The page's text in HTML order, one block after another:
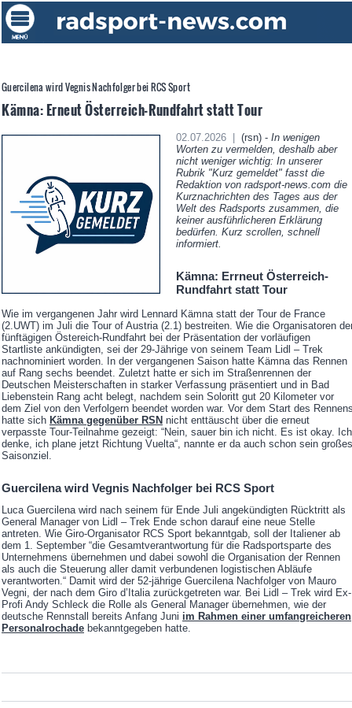
Guercilena wird Vegnis Nachfolger bei RCS Sport
Kämna: Erneut Österreich-Rundfahrt statt Tour
02.07.2026 | (rsn) - In wenigen
Worten zu vermelden, deshalb aber
nicht weniger wichtig: In unserer
Rubrik "Kurz gemeldet" fasst die
Redaktion von radsport-news.com die
Kurznachrichten des Tages aus der
Welt des Radsports zusammen, die
keiner ausführlicheren Erklärung
bedürfen. Kurz scrollen, schnell
informiert.
Kämna: Errneut Österreich-
Rundfahrt statt Tour
Wie im vergangenen Jahr wird Lennard Kämna statt der Tour de France
(2.UWT) im Juli die Tour of Austria (2.1) bestreiten. Wie die Organisatoren
fünftägigen Östereich-Rundfahrt bei der Präsentation der vorläufigen
Startliste ankündigten, sei der 29-Jährige von seinem Team Lidl – Trek
nachnominiert worden. In der vergangenen Saison hatte Kämna das Rennen
auf Rang sechs beendet. Zuletzt hatte er sich im Straßenrennen der
Deutschen Meisterschaften in starker Verfassung präsentiert und in Bad
Liebenstein Rang acht belegt, nachdem sein Soloritt gut 20 Kilometer vor
dem Ziel von den Verfolgern beendet worden war. Vor dem Start des
hatte sich Kämna gegenüber RSN nicht enttäuscht über die erneut
verpasste Tour-Teilnahme gezeigt: “Nein, sauer bin ich nicht. Es ist okay. Ich
denke, ich plane jetzt Richtung Vuelta“, nannte er da auch schon sein großes
Saisonziel.
Guercilena wird Vegnis Nachfolger bei RCS Sport
Luca Guercilena wird nach seinem für Ende Juli angekündigten Rücktritt als
General Manager von Lidl – Trek Ende schon darauf eine neue Stelle
antreten. Wie Giro-Organisator RCS Sport bekanntgab, soll der Italiener ab
dem 1. September “die Gesamtverantwortung für die Radsportsparte des
Unternehmens übernehmen und dabei sowohl die Organisation der Rennen
als auch die Steuerung aller damit verbundenen logistischen Abläufe
verantworten.“ Damit wird der 52-jährige Guercilena Nachfolger von Mauro
Vegni, der nach dem Giro d’Italia zurückgetreten war. Bei Lidl – Trek wird Ex-
Profi Andy Schleck die Rolle als General Manager übernehmen, wie der
deutsche Rennstall bereits Anfang Juni im Rahmen einer umfangreicheren
Personalrochade bekanntgegeben hatte.